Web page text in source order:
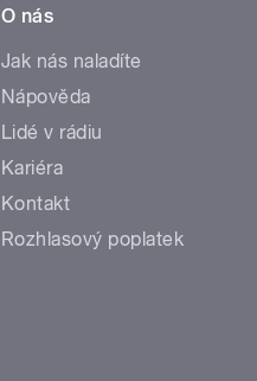
O nás
Jak nás naladíte
Nápověda
Lidé v rádiu
Kariéra
Kontakt
Rozhlasový poplatek